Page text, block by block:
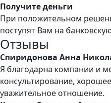
Получите деньги
При положительном
поступят Вам на
Отзывы
Спиридонова Анна
Я благодарна компании и
консультирование,
уважительное отношение.